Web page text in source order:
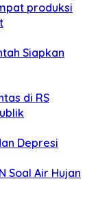
produksi
Siapkan
di RS
Depresi
Soal Air Hujan